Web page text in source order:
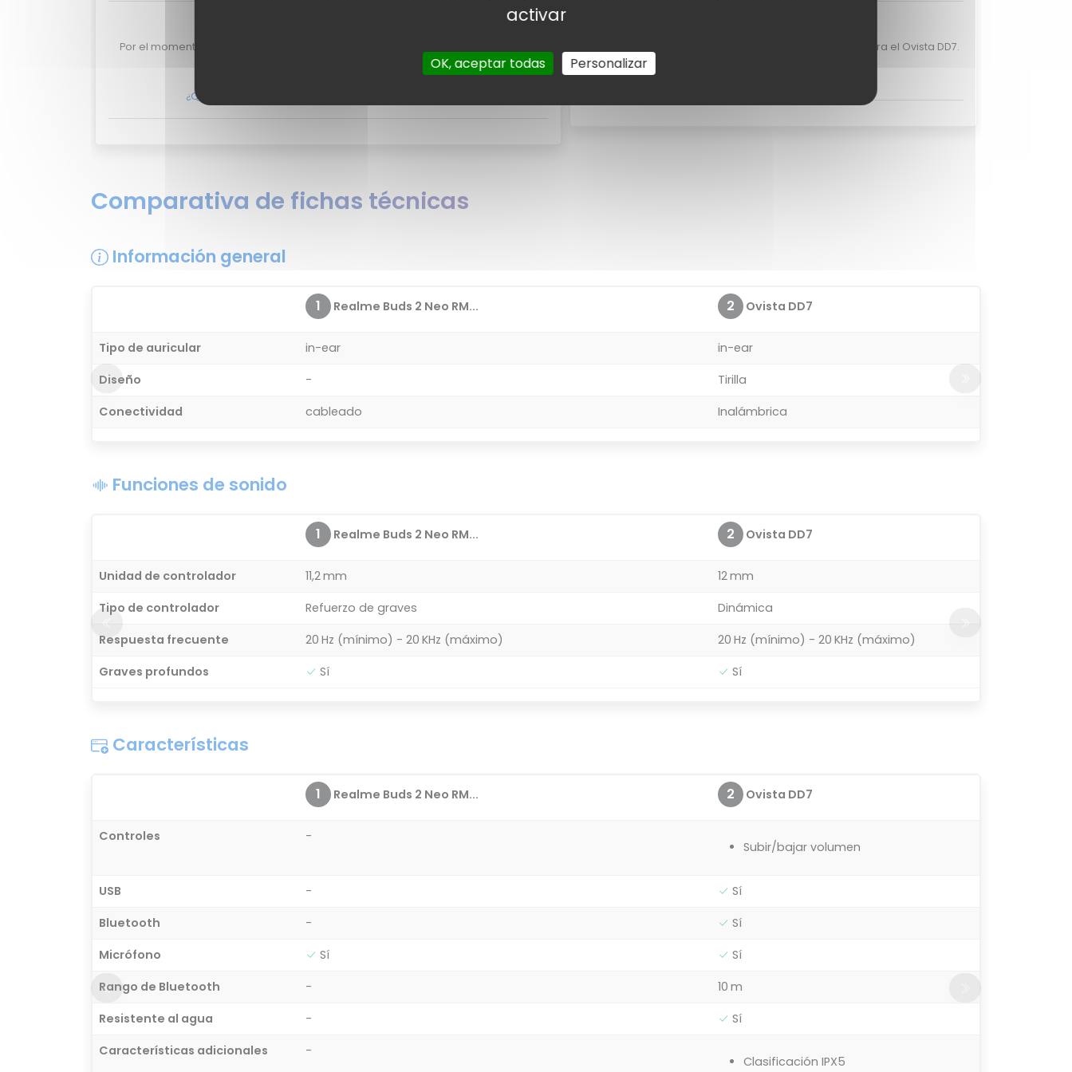
Por el momento no existen valoraciones de usuarios para el Realme Buds 2 Neo
¿Quieres opinar sobre el Realme Buds 2 Neo RMA2016?
Por el momento no existen valoraciones de usuarios para el Ovista DD7.
Comparativa de fichas técnicas
Información general
1 Realme Buds 2 Neo RM... 2 Ovista DD7
Tipo de auricular in-ear
in-ear
Diseño
-
Tirilla
Conectividad
cableado Inalámbrica
Funciones de sonido
1 Realme Buds 2 Neo RM... 2 Ovista DD7
Unidad de controlador 11,2 mm
12 mm
Tipo de controlador
Refuerzo de graves
Dinámica
Respuesta frecuente
20 Hz (mínimo) - 20 KHz (máximo)
20 Hz (mínimo) - 20 KHz (máximo)
Graves profundos
Sí Sí
Características
1 Realme Buds 2 Neo RM... 2 Ovista DD7
Controles -
Subir/bajar volumen
USB -
Sí
Bluetooth
-
Sí
Micrófono
Sí
Sí
Rango de Bluetooth
-
10 m
Resistente al agua
-
Sí
Características adicionales
-
Clasificación IPX5
activar
OK, aceptar todas Personalizar